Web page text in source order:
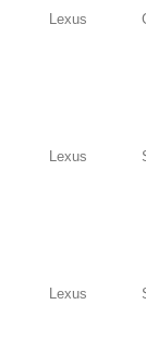
Lexus
Lexus
Lexus